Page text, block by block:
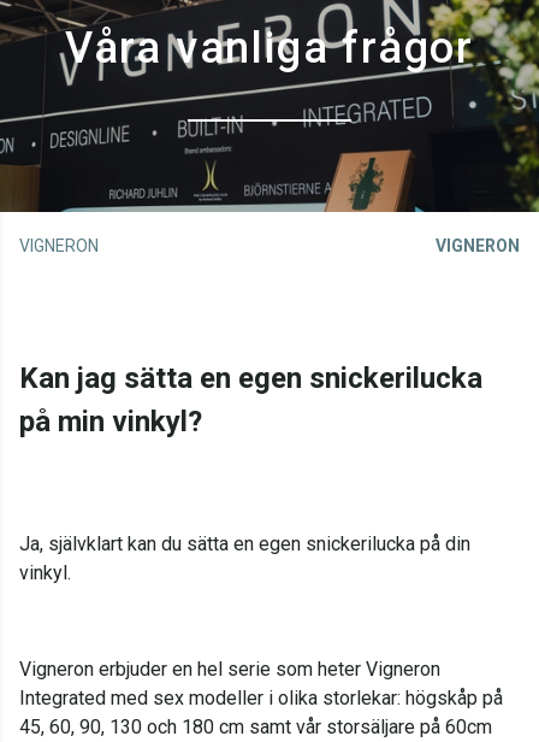
Våra vanliga frågor
VIGNERON VIGNERON
Kan jag sätta en egen snickerilucka
på min vinkyl?
Ja, självklart kan du sätta en egen snickerilucka på din
vinkyl.
Vigneron erbjuder en hel serie som heter Vigneron
Integrated med sex modeller i olika storlekar: högskåp på
45, 60, 90, 130 och 180 cm samt vår storsäljare på 60cm